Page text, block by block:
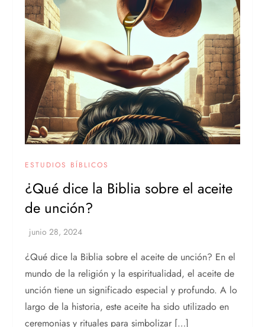
ESTUDIOS BÍBLICOS
¿Qué dice la Biblia sobre el aceite
de unción?
¿Qué dice la Biblia sobre el aceite de unción? En el
mundo de la religión y la espiritualidad, el aceite de
unción tiene un significado especial y profundo. A lo
largo de la historia, este aceite ha sido utilizado en
ceremonias y rituales para simbolizar […]